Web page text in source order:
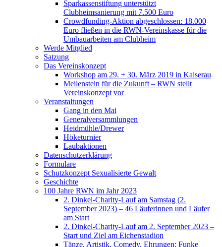
Sparkassenstiftung unterstützt
Clubheimsanierung mit 7.500 Euro
Crowdfunding-Aktion abgeschlossen: 18.000
Euro fließen in die RWN-Vereinskasse für die
Umbauarbeiten am Clubheim
Werde Mitglied
Satzung
Das Vereinskonzept
Workshop am 29. + 30. März 2019 in Kaiserau
Meilenstein für die Zukunft – RWN stellt
Vereinskonzept vor
Veranstaltungen
Gang in den Mai
Generalversammlungen
Heidmühle/Drewer
Höketurnier
Laubaktionen
Datenschutzerklärung
Formulare
Schutzkonzept Sexualisierte Gewalt
Geschichte
100 Jahre RWN im Jahr 2023
2. Dinkel-Charity-Lauf am Samstag (2.
September 2023) – 46 Läuferinnen und Läufer
am Start
2. Dinkel-Charity-Lauf am 2. September 2023 –
Start und Ziel am Eichenstadion
Tänze, Artistik, Comedy, Ehrungen: Funke